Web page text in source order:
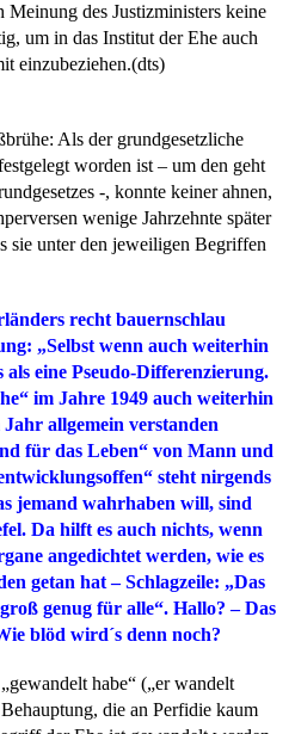
Meinung des Justizministers keine
um in das Institut der Ehe auch
einzubeziehen.(dts)
Als der grundgesetzliche
worden ist – um den geht
-, konnte keiner ahnen,
wenige Jahrzehnte später
sie unter den jeweiligen Begriffen
recht bauernschlau
„Selbst wenn auch weiterhin
eine Pseudo-Differenzierung.
im Jahre 1949 auch weiterhin
Jahr allgemein verstanden
für das Leben“ von Mann und
steht nirgends
jemand wahrhaben will, sind
Da hilft es auch nichts, wenn
angedichtet werden, wie es
getan hat – Schlagzeile: „Das
genug für alle“. Hallo? – Das
blöd wird´s denn noch?
habe“ („er wandelt
die an Perfidie kaum